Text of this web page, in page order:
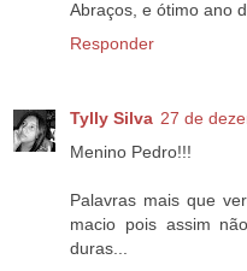
Abraços, e ótimo ano
Responder
Tylly Silva 27 de
Menino Pedro!!!
Palavras mais que
macio pois assim
duras...